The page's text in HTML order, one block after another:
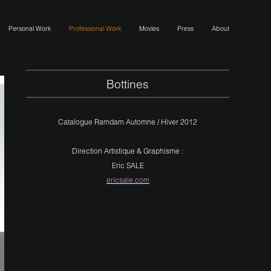
Personal Work Professional Work Movies Press About
Bottines
Catalogue Ramdam Automne / Hiver 2012
Direction Artistique & Graphisme :
Eric SALE
ericsale.com